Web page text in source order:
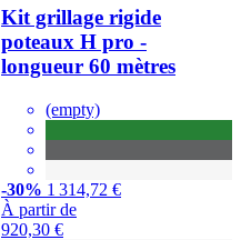
Kit grillage rigide
poteaux H pro -
longueur 60 mètres
(empty)
-30% 1 314,72 €
À partir de
920,30 €